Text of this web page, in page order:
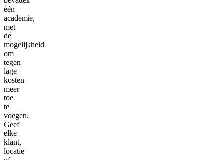
één
academie,
met
de
mogelijkheid
om
tegen
lage
kosten
meer
toe
te
voegen.
Geef
elke
klant,
locatie